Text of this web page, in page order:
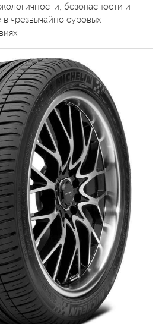
безопасности и
чрезвычайно суровых